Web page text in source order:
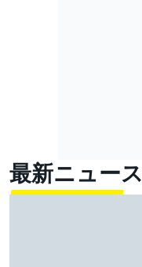
最新ニュース